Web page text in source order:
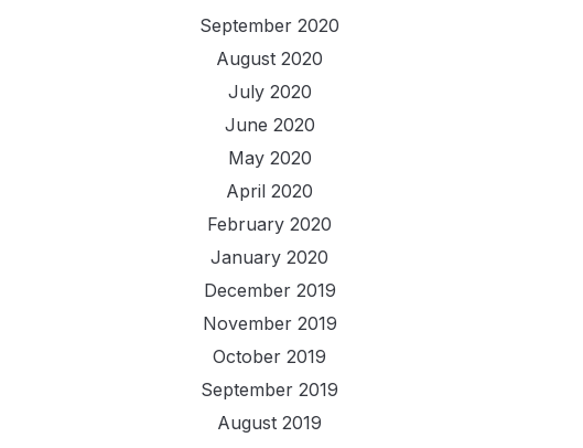
September 2020
August 2020
July 2020
June 2020
May 2020
April 2020
February 2020
January 2020
December 2019
November 2019
October 2019
September 2019
August 2019